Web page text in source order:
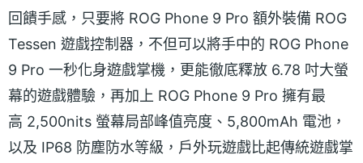
回饋手感，只要將 ROG Phone 9 Pro 額外裝備 ROG
Tessen 遊戲控制器，不但可以將手中的 ROG Phone
9 Pro 一秒化身遊戲掌機，更能徹底釋放 6.78 吋大螢
幕的遊戲體驗，再加上 ROG Phone 9 Pro 擁有最
高 2,500nits 螢幕局部峰值亮度、5,800mAh 電池，
以及 IP68 防塵防水等級，戶外玩遊戲比起傳統遊戲掌